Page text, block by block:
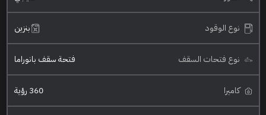
نوع الوقود بنزين
نوع فتحات السقف فتحة سقف بانوراما
كاميرا 360 رؤية